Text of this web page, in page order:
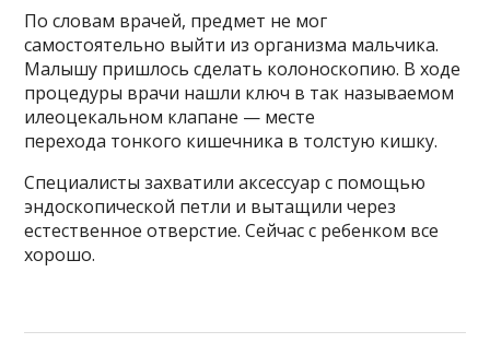
По словам врачей, предмет не мог
самостоятельно выйти из организма мальчика.
Малышу пришлось сделать колоноскопию. В ходе
процедуры врачи нашли ключ в так называемом
илеоцекальном клапане — месте
перехода тонкого кишечника в толстую кишку.
Специалисты захватили аксессуар с помощью
эндоскопической петли и вытащили через
естественное отверстие. Сейчас с ребенком все
хорошо.